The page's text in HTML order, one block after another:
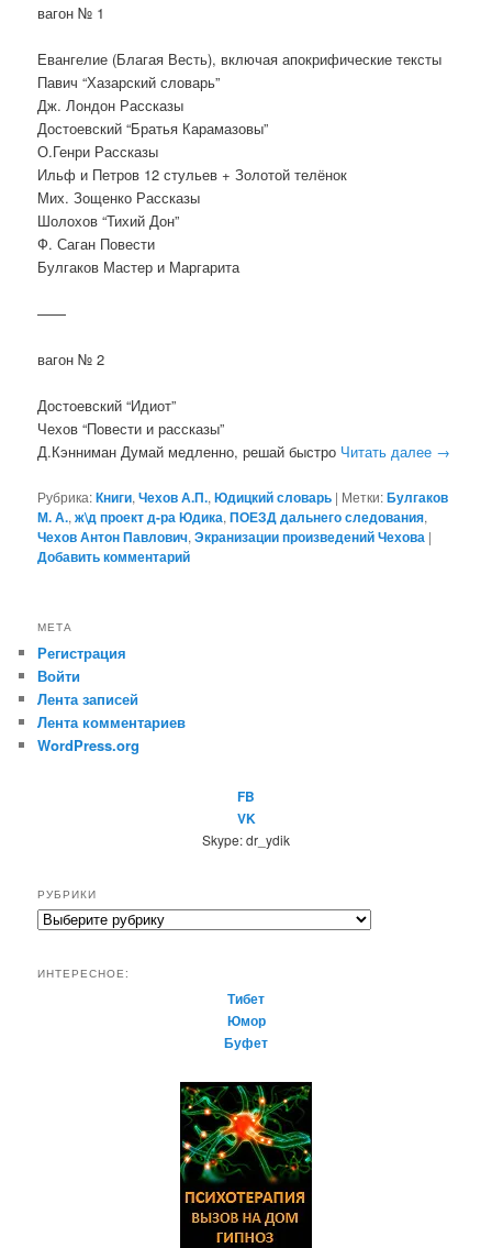
вагон № 1
Евангелие (Благая Весть), включая апокрифические тексты
Павич “Хазарский словарь”
Дж. Лондон Рассказы
Достоевский “Братья Карамазовы”
О.Генри Рассказы
Ильф и Петров 12 стульев + Золотой телёнок
Мих. Зощенко Рассказы
Шолохов “Тихий Дон”
Ф. Саган Повести
Булгаков Мастер и Маргарита
——
вагон № 2
Достоевский “Идиот”
Чехов “Повести и рассказы”
Д.Кэнниман Думай медленно, решай быстро Читать далее →
Рубрика:Книги,Чехов А.П.,Юдицкий словарь | Метки:Булгаков
М. А.,ж\д проект д-ра Юдика,ПОЕЗД дальнего следования,
Чехов Антон Павлович,Экранизации произведений Чехова |
Добавить комментарий
МЕТА
Регистрация
Войти
Лента записей
Лента комментариев
WordPress.org
FB
VK
Skype: dr_ydik
РУБРИКИ
Р
р
ИНТЕРЕСНОЕ:
Тибет
Юмор
Буфет